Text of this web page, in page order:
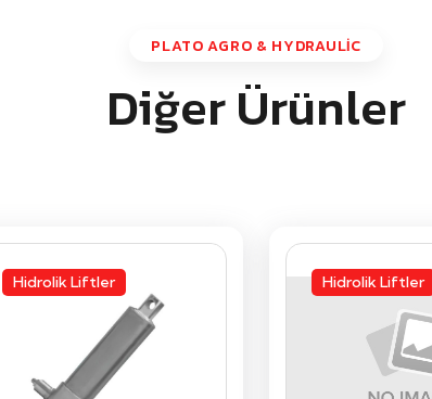
PLATO AGRO & HYDRAULİC
Diğer Ürünler
Hidrolik Liftler Hidrolik Liftler